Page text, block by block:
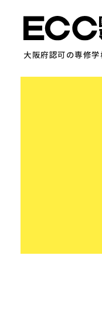
大阪府認可の専修